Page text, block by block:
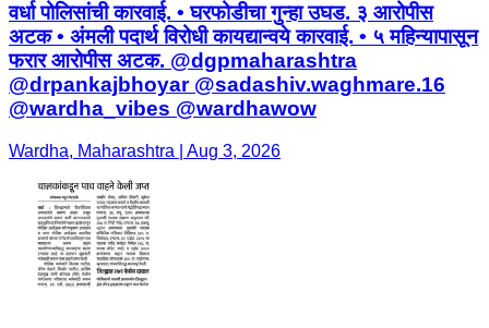
वर्धा पोलिसांची कारवाई. • घरफोडीचा गुन्हा उघड. ३ आरोपीस
अटक • अंमली पदार्थ विरोधी कायद्यान्वये कारवाई. • ५ महिन्यापासून
फरार आरोपीस अटक. @dgpmaharashtra
@drpankajbhoyar @sadashiv.waghmare.16
@wardha_vibes @wardhawow
Wardha, Maharashtra | Aug 3, 2026